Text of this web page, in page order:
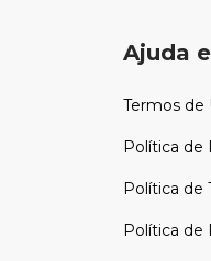
Ajuda
Termos de
Política de
Política de
Política de